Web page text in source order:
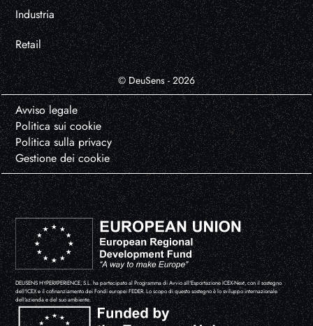
Industria
Retail
© DeuSens - 2026
Avviso legale
Politica sui cookie
Politica sulla privacy
Gestione dei cookie
DEUSENS HYPERXPERIENCE, S.L. ha partecipato al Programma di Avvio all'Esportazione ICEX-Next, con il sostegno
dell'ICEX e il cofinanziamento dei Fondi europei FEDER. Lo scopo di questo sostegno è lo sviluppo internazionale
dell'azienda e del suo ambiente.